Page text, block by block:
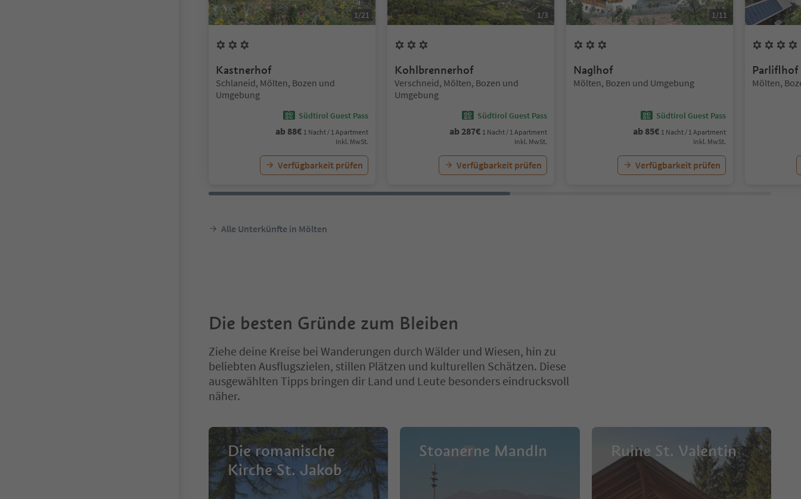
1/21
Kastnerhof
Standort:
Schlaneid, Mölten, Bozen und
Umgebung
Südtirol Guest Pass
ab 88€ 1 Nacht / 1 Apartment
Inkl. MwSt.
Verfügbarkeit prüfen
1/3
Kohlbrennerhof
Standort:
Verschneid, Mölten, Bozen und
Umgebung
Südtirol Guest Pass
ab287€ 1 Nacht / 1 Apartment
Inkl. MwSt.
Verfügbarkeit prüfen
1/11
Naglhof
Standort:
Mölten, Bozen und Umgebung
Südtirol Guest Pass
ab 85€ 1 Nacht / 1 Apartment
Inkl. MwSt.
Verfügbarkeit prüfen
Parliflhof
Standort:
Mölten,
Alle Unterkünfte in Mölten
Die besten Gründe zum Bleiben
Ziehe deine Kreise bei Wanderungen durch Wälder und Wiesen, hin zu
beliebten Ausflugszielen, stillen Plätzen und kulturellen Schätzen. Diese
ausgewählten Tipps bringen dir Land und Leute besonders eindrucksvoll
näher.
Die romanische
Kirche St. Jakob
Stoanerne Mandln Ruine St. Valentin